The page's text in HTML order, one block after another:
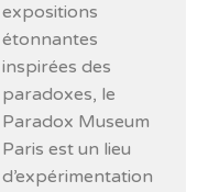
expositions
étonnantes
inspirées des
paradoxes, le
Paradox Museum
Paris est un lieu
d’expérimentation